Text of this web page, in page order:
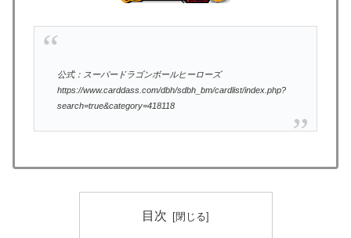
公式：スーパードラゴンボールヒーローズ
https://www.carddass.com/dbh/sdbh_bm/cardlist/index.php?
search=true&category=418118
目次